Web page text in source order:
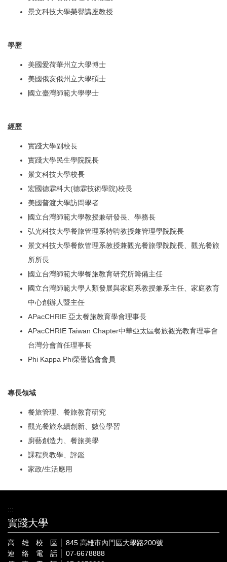
景文科技大學榮譽講座教授
學歷
美國愛荷華州立大學博士
美國俄亥俄州立大學碩士
國立臺灣師範大學學士
經歷
實踐大學副校長
實踐大學民生學院院長
景文科技大學校長
宏國德霖科大(德霖技術學院)校長
美國普渡大學訪問學者
國立台灣師範大學教授兼研發長、學務長
弘光科技大學餐旅管理系特聘教授兼管理學院院長
景文科技大學餐飲管理系教授兼觀光餐旅學院院長、觀光餐旅
所所長
國立台灣師範大學餐旅教育研究所籌備主任
國立台灣師範大學人類發展與家庭系教授兼系主任、家庭教育
中心創辦人暨主任
APacCHRIE 亞太餐旅教育學會理事長
APacCHRIE Taiwan Chapter中華亞太區餐旅觀光教育理事會
台灣分會首任理事長
Phi Kappa Phi榮譽協會會員
專長領域
餐旅管理、餐旅教育研究
觀光餐旅永續創新、數位學習
廚藝創造力、餐旅美學
課程與教學、評鑑
家政/生活應用
:::
實踐大學
高 雄 校 區 │ 845 高雄市內門區大學路200號
連 絡 電 話 │ 07-6678888